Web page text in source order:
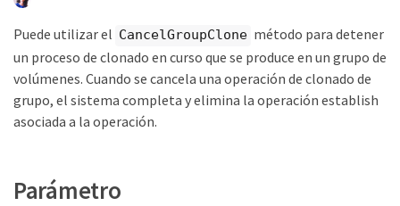
Puede utilizar el CancelGroupClone método para detener
un proceso de clonado en curso que se produce en un grupo de
volúmenes. Cuando se cancela una operación de clonado de
grupo, el sistema completa y elimina la operación establish
asociada a la operación.
Parámetro